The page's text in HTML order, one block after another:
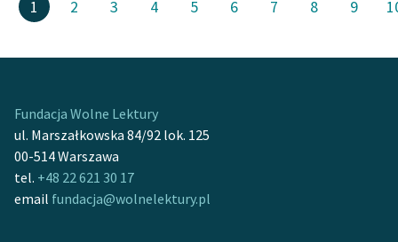
1 2 3 4 5 6 7 8 9
Fundacja Wolne Lektury
ul. Marszałkowska 84/92 lok. 125
00-514 Warszawa
tel. +48 22 621 30 17
email fundacja@wolnelektury.pl